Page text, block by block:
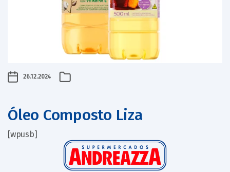
26.12.2024
Óleo Composto Liza
[wpusb]